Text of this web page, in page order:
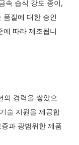
속 습식 강도 종이,
품질에 대한 승인
따라 제조됩니
의 경력을 쌓았으
술 지원을 제공합
과 광범위한 제품